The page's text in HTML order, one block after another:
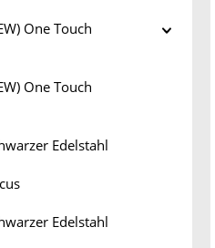
One Touch
One Touch
Edelstahl
Edelstahl